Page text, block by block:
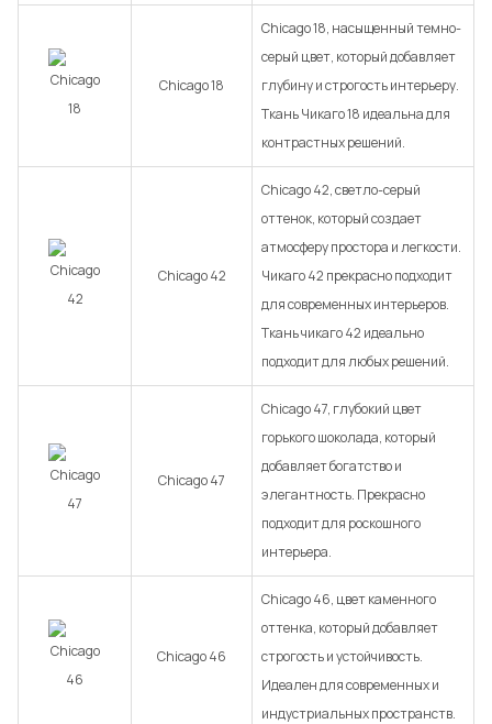
Chicago 18
Chicago 18, насыщенный темно-
серый цвет, который добавляет
глубину и строгость интерьеру.
Ткань Чикаго 18 идеальна для
контрастных решений.
Chicago 42
Chicago 42, светло-серый
оттенок, который создает
атмосферу простора и легкости.
Чикаго 42 прекрасно подходит
для современных интерьеров.
Ткань чикаго 42 идеально
подходит для любых решений.
Chicago 47
Chicago 47, глубокий цвет
горького шоколада, который
добавляет богатство и
элегантность. Прекрасно
подходит для роскошного
интерьера.
Chicago 46
Chicago 46, цвет каменного
оттенка, который добавляет
строгость и устойчивость.
Идеален для современных и
индустриальных пространств.